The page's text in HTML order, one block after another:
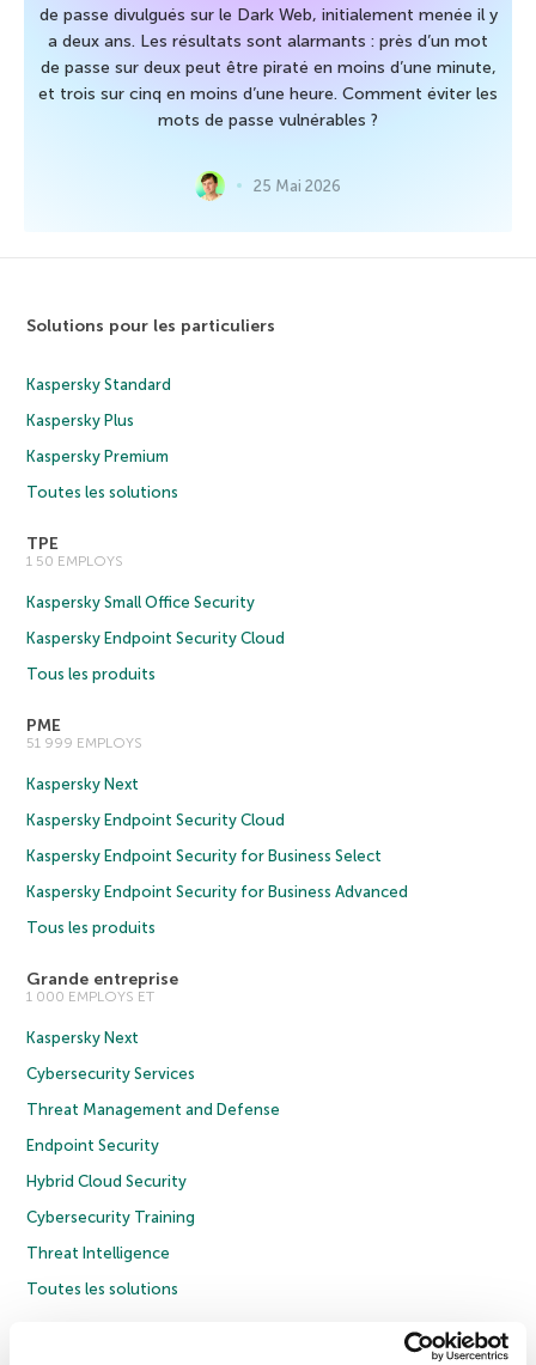
de passe divulgués sur le Dark Web, initialement menée il y
a deux ans. Les résultats sont alarmants : près d’un mot
de passe sur deux peut être piraté en moins d’une minute,
et trois sur cinq en moins d’une heure. Comment éviter les
mots de passe vulnérables ?
25 Mai 2026
Solutions pour les particuliers
Kaspersky Standard
Kaspersky Plus
Kaspersky Premium
Toutes les solutions
TPE
1 50 EMPLOYS
Kaspersky Small Office Security
Kaspersky Endpoint Security Cloud
Tous les produits
PME
51 999 EMPLOYS
Kaspersky Next
Kaspersky Endpoint Security Cloud
Kaspersky Endpoint Security for Business Select
Kaspersky Endpoint Security for Business Advanced
Tous les produits
Grande entreprise
1 000 EMPLOYS ET
Kaspersky Next
Cybersecurity Services
Threat Management and Defense
Endpoint Security
Hybrid Cloud Security
Cybersecurity Training
Threat Intelligence
Toutes les solutions
Politique de confidentialité